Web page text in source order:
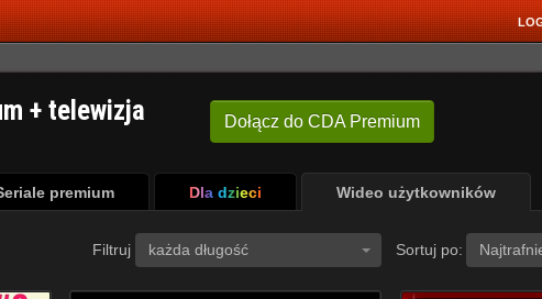
Dołącz do CDA Premium
+ telewizja
premium Dla dzieci Wideo użytkowników
Filtruj każda długość Sortuj po: